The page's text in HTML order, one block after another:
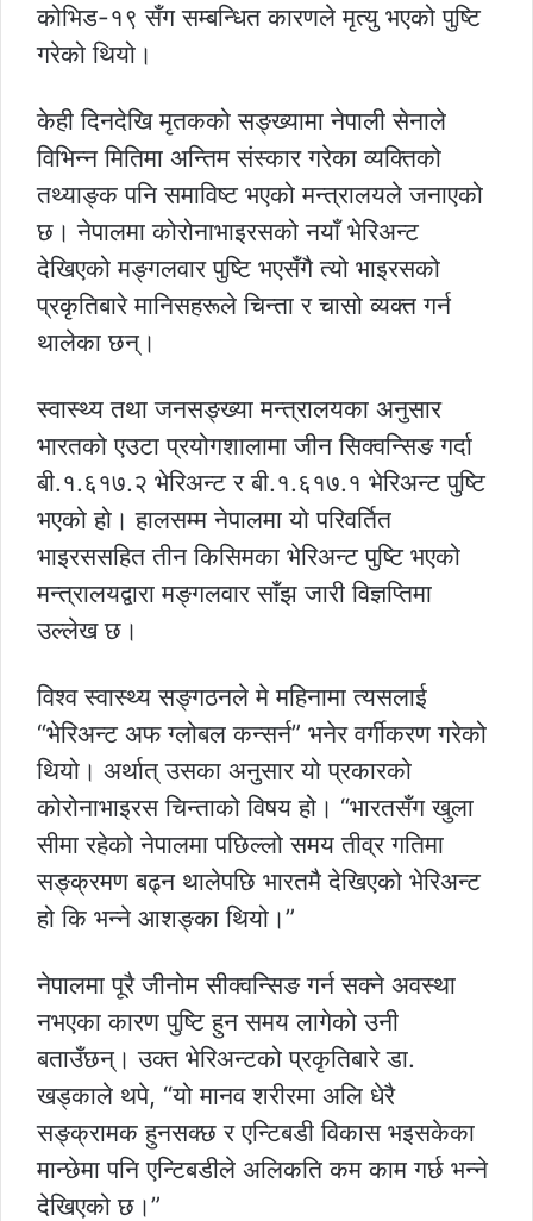
कोभिड-१९ सँग सम्बन्धित कारणले मृत्यु भएको पुष्टि
गरेको थियो।
केही दिनदेखि मृतकको सङ्ख्यामा नेपाली सेनाले
विभिन्न मितिमा अन्तिम संस्कार गरेका व्यक्तिको
तथ्याङ्क पनि समाविष्ट भएको मन्त्रालयले जनाएको
छ। नेपालमा कोरोनाभाइरसको नयाँ भेरिअन्ट
देखिएको मङ्गलवार पुष्टि भएसँगै त्यो भाइरसको
प्रकृतिबारे मानिसहरूले चिन्ता र चासो व्यक्त गर्न
थालेका छन्।
स्वास्थ्य तथा जनसङ्ख्या मन्त्रालयका अनुसार
भारतको एउटा प्रयोगशालामा जीन सिक्वन्सिङ गर्दा
बी.१.६१७.२ भेरिअन्ट र बी.१.६१७.१ भेरिअन्ट पुष्टि
भएको हो। हालसम्म नेपालमा यो परिवर्तित
भाइरससहित तीन किसिमका भेरिअन्ट पुष्टि भएको
मन्त्रालयद्वारा मङ्गलवार साँझ जारी विज्ञप्तिमा
उल्लेख छ।
विश्व स्वास्थ्य सङ्गठनले मे महिनामा त्यसलाई
“भेरिअन्ट अफ ग्लोबल कन्सर्न” भनेर वर्गीकरण गरेको
थियो। अर्थात् उसका अनुसार यो प्रकारको
कोरोनाभाइरस चिन्ताको विषय हो। “भारतसँग खुला
सीमा रहेको नेपालमा पछिल्लो समय तीव्र गतिमा
सङ्क्रमण बढ्न थालेपछि भारतमै देखिएको भेरिअन्ट
हो कि भन्ने आशङ्का थियो।”
नेपालमा पूरै जीनोम सीक्वन्सिङ गर्न सक्ने अवस्था
नभएका कारण पुष्टि हुन समय लागेको उनी
बताउँछन्। उक्त भेरिअन्टको प्रकृतिबारे डा.
खड्काले थपे, “यो मानव शरीरमा अलि धेरै
सङ्क्रामक हुनसक्छ र एन्टिबडी विकास भइसकेका
मान्छेमा पनि एन्टिबडीले अलिकति कम काम गर्छ भन्ने
देखिएको छ।”